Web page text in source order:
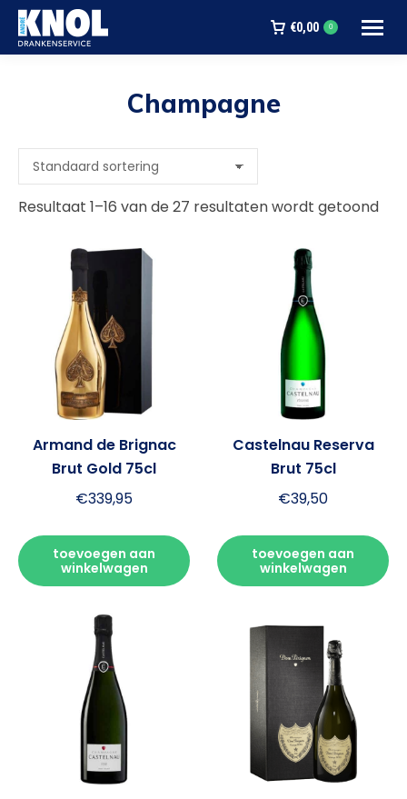
€0,00 0
Champagne
Resultaat 1–16 van de 27 resultaten wordt getoond
Armand de Brignac
Brut Gold 75cl
€339,95
toevoegen aan
winkelwagen
Castelnau Reserva
Brut 75cl
€39,50
toevoegen aan
winkelwagen